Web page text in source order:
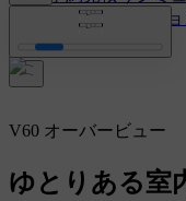
見積りシミュレーシ
モデルイヤー
V60 オーバービュー
ゆとりある室